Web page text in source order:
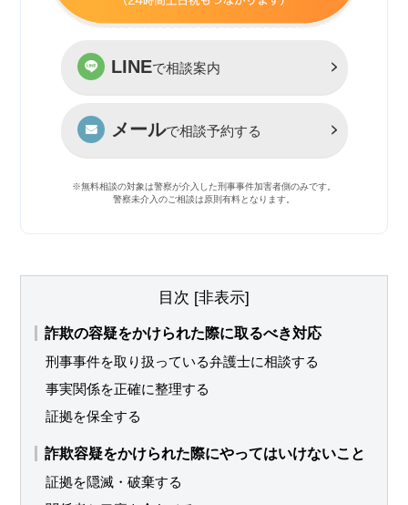
LINEで相談案内
メールで相談予約する
※無料相談の対象は警察が介入した刑事事件加害者側のみです。
警察未介入のご相談は原則有料となります。
目次 [非表示]
詐欺の容疑をかけられた際に取るべき対応
刑事事件を取り扱っている弁護士に相談する
事実関係を正確に整理する
証拠を保全する
詐欺容疑をかけられた際にやってはいけないこと
証拠を隠滅・破棄する